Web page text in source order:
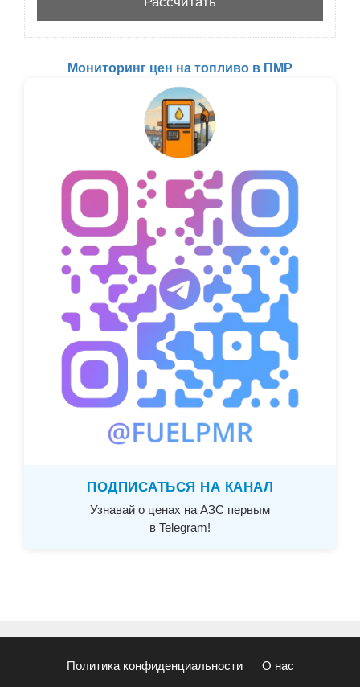
Мониторинг цен на топливо в ПМР
ПОДПИСАТЬСЯ НА КАНАЛ
Узнавай о ценах на АЗС первым
в Telegram!
Политика конфиденциальности О нас